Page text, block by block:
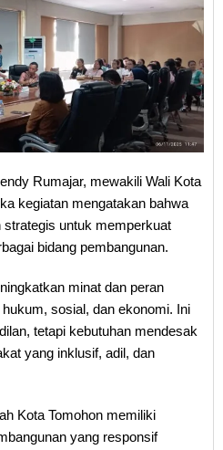
Rumajar, mewakili Wali Kota
kegiatan mengatakan bahwa
strategis untuk memperkuat
bidang pembangunan.
minat dan peran
sosial, dan ekonomi. Ini
tetapi kebutuhan mendesak
yang inklusif, adil, dan
Kota Tomohon memiliki
yang responsif